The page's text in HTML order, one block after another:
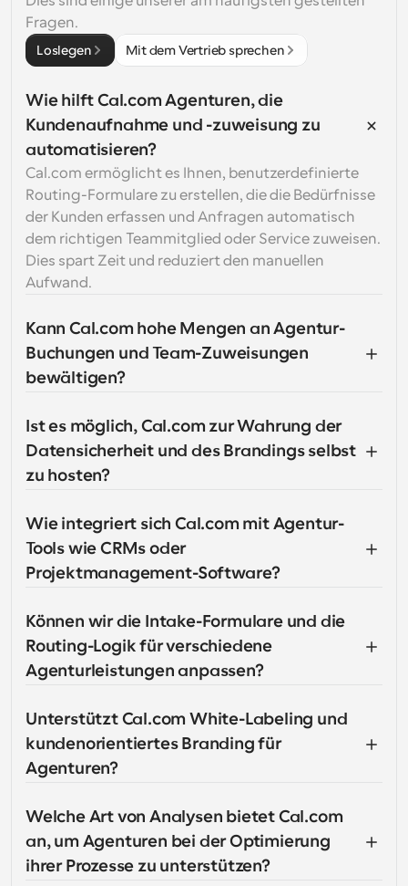
Fragen.
Loslegen Mit dem Vertrieb sprechen
Wie hilft Cal.com Agenturen, die
Kundenaufnahme und -zuweisung zu
automatisieren?
Cal.com ermöglicht es Ihnen, benutzerdefinierte
Routing-Formulare zu erstellen, die die Bedürfnisse
der Kunden erfassen und Anfragen automatisch
dem richtigen Teammitglied oder Service zuweisen.
Dies spart Zeit und reduziert den manuellen
Aufwand.
Kann Cal.com hohe Mengen an Agentur-
Buchungen und Team-Zuweisungen
bewältigen?
Ist es möglich, Cal.com zur Wahrung der
Datensicherheit und des Brandings selbst
zu hosten?
Wie integriert sich Cal.com mit Agentur-
Tools wie CRMs oder
Projektmanagement-Software?
Können wir die Intake-Formulare und die
Routing-Logik für verschiedene
Agenturleistungen anpassen?
Unterstützt Cal.com White-Labeling und
kundenorientiertes Branding für
Agenturen?
Welche Art von Analysen bietet Cal.com
an, um Agenturen bei der Optimierung
ihrer Prozesse zu unterstützen?